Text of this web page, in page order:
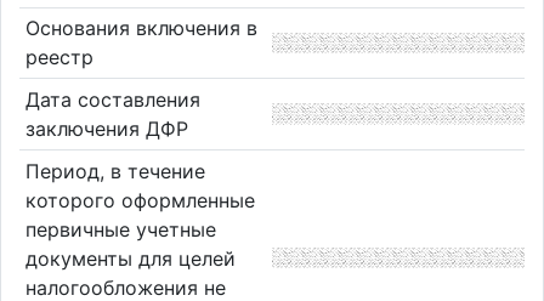
Основания включения в
реестр
Дата составления
заключения ДФР
Период, в течение
которого оформленные
первичные учетные
документы для целей
налогообложения не